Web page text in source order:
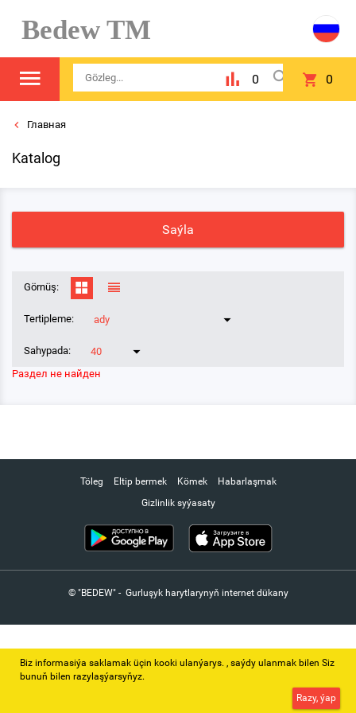
Bedew TM
0 0
Главная
Katalog
Saýla
Görnüş:
Tertipleme: ady
Sahypada:
40
Раздел не найден
Töleg Eltip bermek Kömek
Habarlaşmak
Gizlinlik syýasaty
© "BEDEW" - Gurluşyk harytlarynyň internet dükany
Biz informasiýa saklamak üçin kooki ulanýarys. ‚ saýdy ulanmak bilen Siz
bunuň bilen razylaşýarsyňyz.
Razy, ýap